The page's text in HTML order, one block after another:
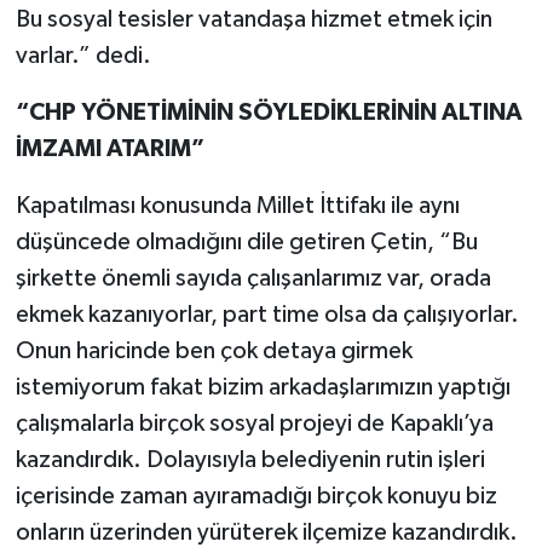
Bu sosyal tesisler vatandaşa hizmet etmek için
varlar.” dedi.
“CHP YÖNETİMİNİN SÖYLEDİKLERİNİN ALTINA
İMZAMI ATARIM”
Kapatılması konusunda Millet İttifakı ile aynı
düşüncede olmadığını dile getiren Çetin, “Bu
şirkette önemli sayıda çalışanlarımız var, orada
ekmek kazanıyorlar, part time olsa da çalışıyorlar.
Onun haricinde ben çok detaya girmek
istemiyorum fakat bizim arkadaşlarımızın yaptığı
çalışmalarla birçok sosyal projeyi de Kapaklı’ya
kazandırdık. Dolayısıyla belediyenin rutin işleri
içerisinde zaman ayıramadığı birçok konuyu biz
onların üzerinden yürüterek ilçemize kazandırdık.